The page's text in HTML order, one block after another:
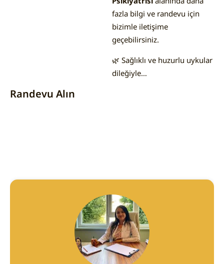
fazla bilgi ve randevu için
bizimle iletişime
geçebilirsiniz.
🌿 Sağlıklı ve huzurlu uykular
dileğiyle…
Randevu Alın